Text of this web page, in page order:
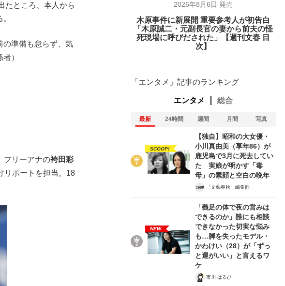
《BTS厳戒トーキョー滞在記》RM→渋谷で飲み会、JIN→伊豆の...
たところ、本人から
の準備も怠らず、気
）
フリーアナの袴田彩
リポートを担当。18
2026年8月6日 発売
木原事件に新展開 重要参考人が初告白
「木原誠二・元副長官の妻から前夫の怪
死現場に呼びだされた」【週刊文春 目
次】
「エンタメ」記事のランキング
エンタメ 総合
最新 24時間 週間 月間 写真
SCOOP!
【独自】昭和の大女優・
小川真由美（享年86）が
鹿児島で3月に死去してい
た 実娘が明かす「毒
母」の素顔と空白の晩年
「文藝春秋」編集部
NEW
「義足の体で夜の営みは
できるのか」誰にも相談
できなかった切実な悩み
も…脚を失ったモデル・
かわけい（28）が「ずっ
と運がいい」と言えるワ
ケ
市川 はるひ